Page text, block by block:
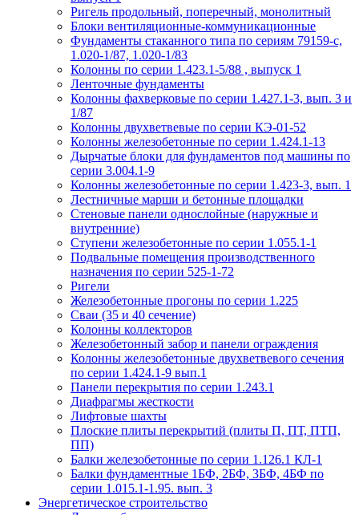
Ригель продольный, поперечный, монолитный
Блоки вентиляционные-коммуникационные
Фундаменты стаканного типа по сериям 79159-с,
1.020-1/87, 1.020-1/83
Колонны по серии 1.423.1-5/88 , выпуск 1
Ленточные фундаменты
Колонны фахверковые по серии 1.427.1-3, вып. 3 и
1/87
Колонны двухветвевые по серии КЭ-01-52
Колонны железобетонные по серии 1.424.1-13
Дырчатые блоки для фундаментов под машины по
серии 3.004.1-9
Колонны железобетонные по серии 1.423-3, вып. 1
Лестничные марши и бетонные площадки
Стеновые панели однослойные (наружные и
внутренние)
Ступени железобетонные по серии 1.055.1-1
Подвальные помещения производственного
назначения по серии 525-1-72
Ригели
Железобетонные прогоны по серии 1.225
Сваи (35 и 40 сечение)
Колонны коллекторов
Железобетонный забор и панели ограждения
Колонны железобетонные двухветвевого сечения
по серии 1.424.1-9 вып.1
Панели перекрытия по серии 1.243.1
Диафрагмы жесткости
Лифтовые шахты
Плоские плиты перекрытий (плиты П, ПТ, ПТП,
ПП)
Балки железобетонные по серии 1.126.1 КЛ-1
Балки фундаментные 1БФ, 2БФ, 3БФ, 4БФ по
серии 1.015.1-1.95. вып. 3
Энергетическое строительство